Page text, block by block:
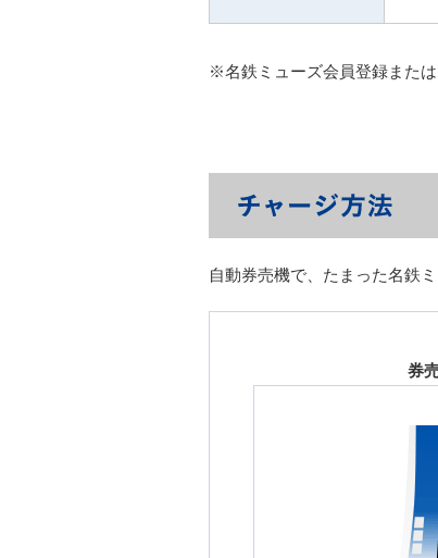
※名鉄ミューズ会員登録また
自動券売機で、たまった名鉄
券